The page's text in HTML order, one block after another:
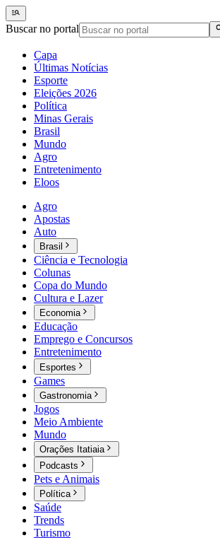
Buscar no portal
Capa
Últimas Notícias
Esporte
Eleições 2026
Política
Minas Gerais
Brasil
Mundo
Agro
Entretenimento
Eloos
Agro
Apostas
Auto
Brasil
Ciência e Tecnologia
Colunas
Copa do Mundo
Cultura e Lazer
Economia
Educação
Emprego e Concursos
Entretenimento
Esportes
Games
Gastronomia
Jogos
Meio Ambiente
Mundo
Orações Itatiaia
Podcasts
Pets e Animais
Política
Saúde
Trends
Turismo